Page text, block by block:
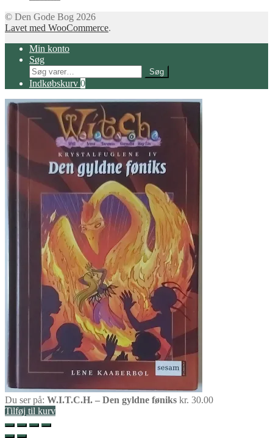
© Den Gode Bog 2026
Lavet med WooCommerce.
Min konto
Søg
Søg
efter:
Søg
Indkøbskurv 0
Du ser på: W.I.T.C.H. – Den gyldne føniks kr. 30.00
Tilføj til kurv